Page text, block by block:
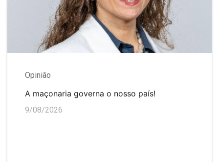
Opinião
A maçonaria governa o nosso país!
9/08/2026